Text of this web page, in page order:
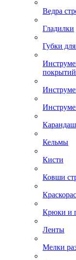
Ведра
Гладилки
Губки
покрытий
Кельмы
Кисти
Ковши
Крюки и
Ленты
Мелки